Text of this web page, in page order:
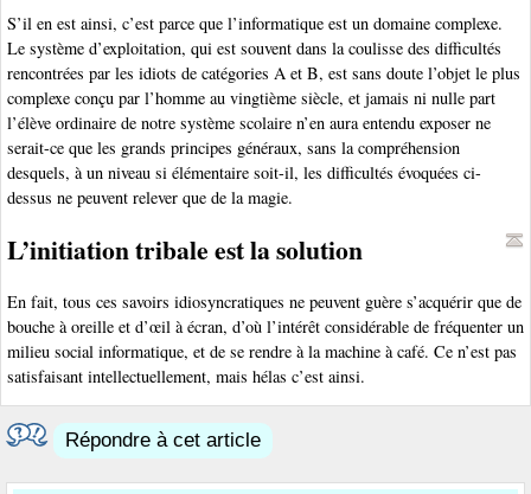
S’il en est ainsi, c’est parce que l’informatique est un domaine complexe.
Le système d’exploitation, qui est souvent dans la coulisse des difficultés
rencontrées par les idiots de catégories A et B, est sans doute l’objet le plus
complexe conçu par l’homme au vingtième siècle, et jamais ni nulle part
l’élève ordinaire de notre système scolaire n’en aura entendu exposer ne
serait-ce que les grands principes généraux, sans la compréhension
desquels, à un niveau si élémentaire soit-il, les difficultés évoquées ci-
dessus ne peuvent relever que de la magie.
L’initiation tribale est la solution
En fait, tous ces savoirs idiosyncratiques ne peuvent guère s’acquérir que de
bouche à oreille et d’œil à écran, d’où l’intérêt considérable de fréquenter un
milieu social informatique, et de se rendre à la machine à café. Ce n’est pas
satisfaisant intellectuellement, mais hélas c’est ainsi.
Répondre à cet article